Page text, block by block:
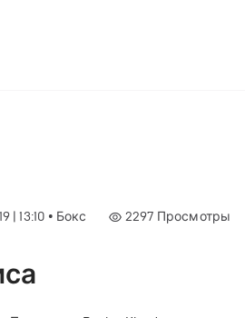
| 13:10 • Бокс 2297 Просмотры